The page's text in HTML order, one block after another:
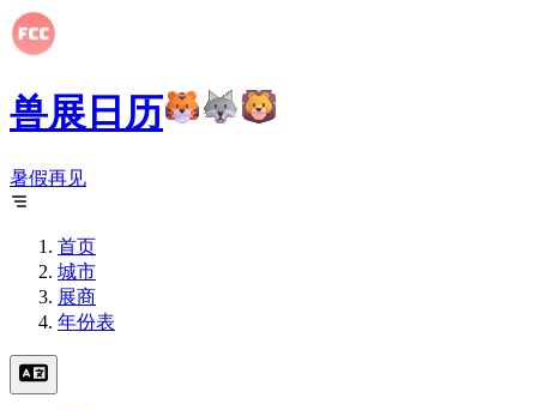
兽展日历
暑假再见
首页
城市
展商
年份表